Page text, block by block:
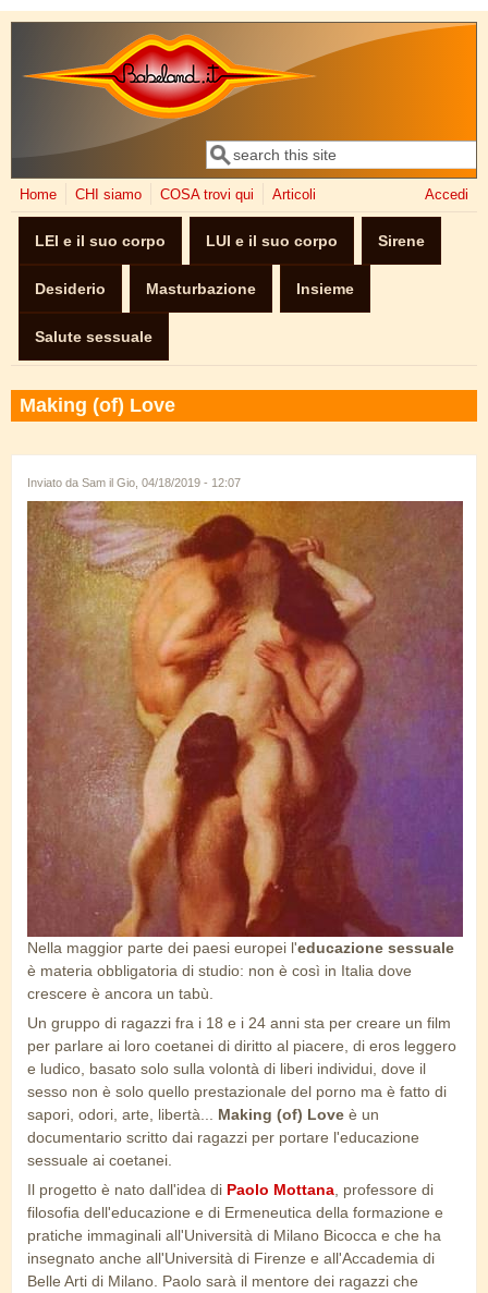
Salta al contenuto principale
Form di ricerca
Cerca
Home CHI siamo COSA trovi qui Articoli Accedi
LEI e il suo corpo LUI e il suo corpo Sirene
Desiderio Masturbazione Insieme
Salute sessuale
Making (of) Love
Inviato da Sam il Gio, 04/18/2019 - 12:07
making_of_love.jpg
Nella maggior parte dei paesi europei l'educazione sessuale
è materia obbligatoria di studio: non è così in Italia dove
crescere è ancora un tabù.
Un gruppo di ragazzi fra i 18 e i 24 anni sta per creare un film
per parlare ai loro coetanei di diritto al piacere, di eros leggero
e ludico, basato solo sulla volontà di liberi individui, dove il
sesso non è solo quello prestazionale del porno ma è fatto di
sapori, odori, arte, libertà... Making (of) Love è un
documentario scritto dai ragazzi per portare l'educazione
sessuale ai coetanei.
Il progetto è nato dall'idea di Paolo Mottana , professore di
filosofia dell'educazione e di Ermeneutica della formazione e
pratiche immaginali all'Università di Milano Bicocca e che ha
insegnato anche all'Università di Firenze e all'Accademia di
Belle Arti di Milano. Paolo sarà il mentore dei ragazzi che